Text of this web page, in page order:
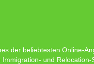
der beliebtesten Online-
und Relocation-